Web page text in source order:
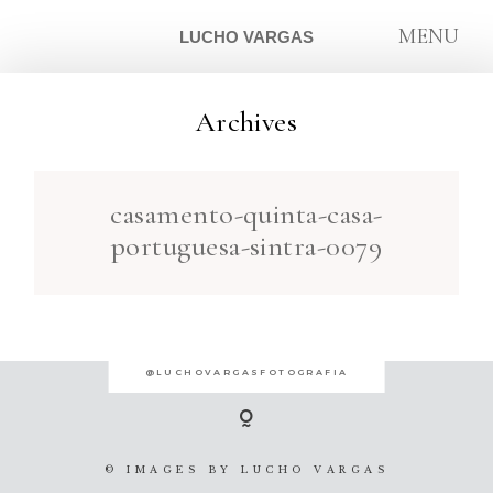
LUCHO VARGAS MENU
Archives
casamento-quinta-casa-
portuguesa-sintra-0079
SOBRE
@LUCHOVARGASFOTOGRAFIA
© IMAGES BY LUCHO VARGAS